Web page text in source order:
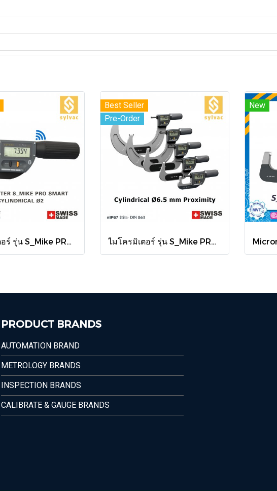
ไมโครมิเตอร์ รุ่น S_Mike PRO Smart Ø2
Best Seller
Pre-Order
ไมโครมิเตอร์ รุ่น S_Mike PRO Ø6.5
New
PRODUCT BRANDS
AUTOMATION BRAND
METROLOGY BRANDS
INSPECTION BRANDS
CALIBRATE & GAUGE BRANDS